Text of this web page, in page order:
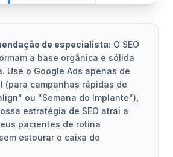
de especialista: O SEO
a base orgânica e sólida
Use o Google Ads apenas de
(para campanhas rápidas de
ou "Semana do Implante"),
estratégia de SEO atrai a
pacientes de rotina
estourar o caixa do